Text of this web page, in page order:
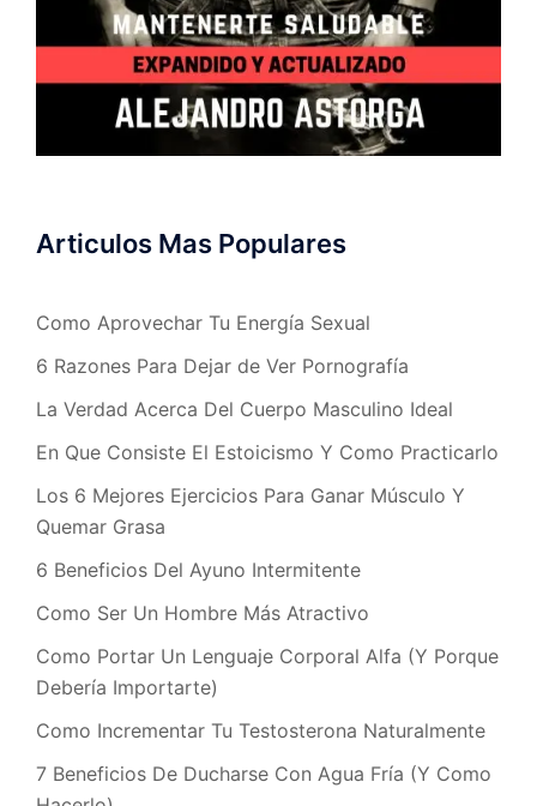
Articulos Mas Populares
Como Aprovechar Tu Energía Sexual
6 Razones Para Dejar de Ver Pornografía
La Verdad Acerca Del Cuerpo Masculino Ideal
En Que Consiste El Estoicismo Y Como Practicarlo
Los 6 Mejores Ejercicios Para Ganar Músculo Y
Quemar Grasa
6 Beneficios Del Ayuno Intermitente
Como Ser Un Hombre Más Atractivo
Como Portar Un Lenguaje Corporal Alfa (Y Porque
Debería Importarte)
Como Incrementar Tu Testosterona Naturalmente
7 Beneficios De Ducharse Con Agua Fría (Y Como